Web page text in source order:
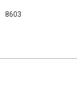
8603